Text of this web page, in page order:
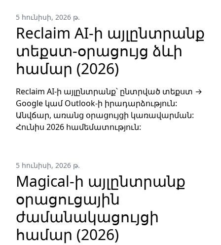
5 հունիսի, 2026 թ.
Reclaim AI-ի այլընտրանք
տեքստ-օրացույց ձևի
համար (2026)
Reclaim AI-ի այլընտրանք՝ ընտրված տեքստ →
Google կամ Outlook-ի իրադարձություն:
Անվճար, առանց օրացույցի կառավարման:
Հունիս 2026 համեմատություն:
5 հունիսի, 2026 թ.
Magical-ի այլընտրանք
օրացուցային
ժամանակացույցի
համար (2026)